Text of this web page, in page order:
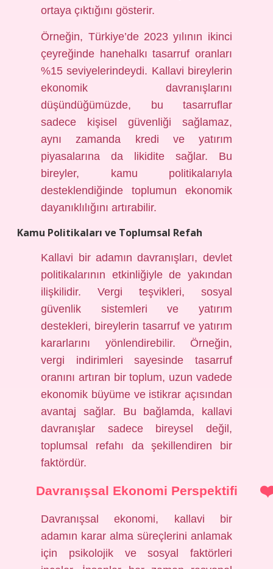
ortaya çıktığını gösterir.
Örneğin, Türkiye’de 2023 yılının ikinci
çeyreğinde hanehalkı tasarruf oranları
%15 seviyelerindeydi. Kallavi bireylerin
ekonomik davranışlarını
düşündüğümüzde, bu tasarruflar
sadece kişisel güvenliği sağlamaz,
aynı zamanda kredi ve yatırım
piyasalarına da likidite sağlar. Bu
bireyler, kamu politikalarıyla
desteklendiğinde toplumun ekonomik
dayanıklılığını artırabilir.
Kamu Politikaları ve Toplumsal Refah
Kallavi bir adamın davranışları, devlet
politikalarının etkinliğiyle de yakından
ilişkilidir. Vergi teşvikleri, sosyal
güvenlik sistemleri ve yatırım
destekleri, bireylerin tasarruf ve yatırım
kararlarını yönlendirebilir. Örneğin,
vergi indirimleri sayesinde tasarruf
oranını artıran bir toplum, uzun vadede
ekonomik büyüme ve istikrar açısından
avantaj sağlar. Bu bağlamda, kallavi
davranışlar sadece bireysel değil,
toplumsal refahı da şekillendiren bir
faktördür.
Davranışsal Ekonomi Perspektifi
Davranışsal ekonomi, kallavi bir
adamın karar alma süreçlerini anlamak
için psikolojik ve sosyal faktörleri